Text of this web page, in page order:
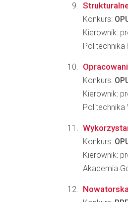
Konkurs:
Kierownik:
Politechnika
Konkurs:
Kierownik:
Politechnika
Konkurs:
Kierownik:
Akademia